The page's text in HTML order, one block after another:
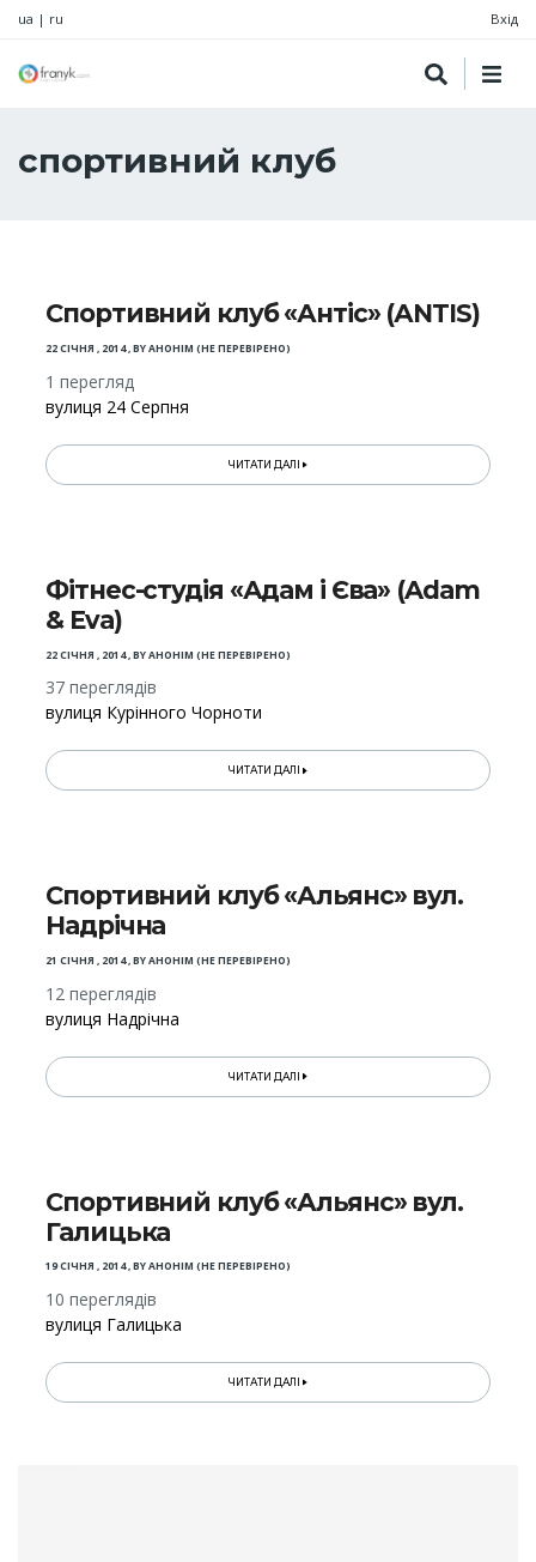
ua | ru Вхід
спортивний клуб
Спортивний клуб «Антіс» (АNTIS)
22 СІЧНЯ , 2014,BYАНОНІМ (НЕ ПЕРЕВІРЕНО)
1 перегляд
вулиця 24 Серпня
ЧИТАТИ ДАЛІ
Фітнес-студія «Адам і Єва» (Adam
& Eva)
22 СІЧНЯ , 2014,BYАНОНІМ (НЕ ПЕРЕВІРЕНО)
37 переглядів
вулиця Курінного Чорноти
ЧИТАТИ ДАЛІ
Спортивний клуб «Альянс» вул.
Надрічна
21 СІЧНЯ , 2014,BYАНОНІМ (НЕ ПЕРЕВІРЕНО)
12 переглядів
вулиця Надрічна
ЧИТАТИ ДАЛІ
Спортивний клуб «Альянс» вул.
Галицька
19 СІЧНЯ , 2014,BYАНОНІМ (НЕ ПЕРЕВІРЕНО)
10 переглядів
вулиця Галицька
ЧИТАТИ ДАЛІ